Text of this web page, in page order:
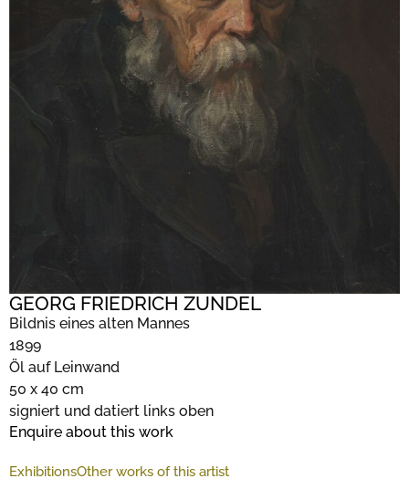
GEORG FRIEDRICH ZUNDEL
Bildnis eines alten Mannes
1899
Öl auf Leinwand
50 x 40 cm
signiert und datiert links oben
Enquire about this work
ExhibitionsOther works of this artist